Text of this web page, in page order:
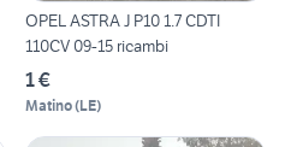
OPEL ASTRA J P10 1.7 CDTI
110CV 09-15 ricambi
1 €
Matino(LE)